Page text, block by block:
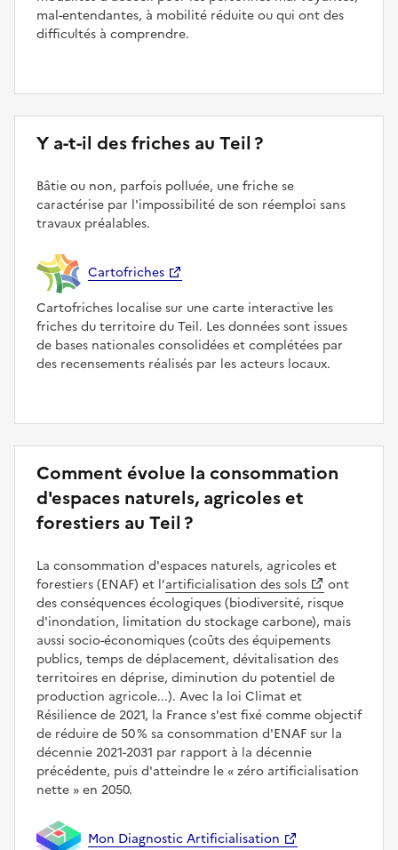
mal-entendantes, à mobilité réduite ou qui ont des
difficultés à comprendre.
Y a-t-il des friches au Teil ?
Bâtie ou non, parfois polluée, une friche se
caractérise par l'impossibilité de son réemploi sans
travaux préalables.
Cartofriches
Cartofriches localise sur une carte interactive les
friches du territoire du Teil. Les données sont issues
de bases nationales consolidées et complétées par
des recensements réalisés par les acteurs locaux.
Comment évolue la consommation
d'espaces naturels, agricoles et
forestiers au Teil ?
La consommation d'espaces naturels, agricoles et
forestiers (ENAF) et l’artificialisation des sols
ont
des conséquences écologiques (biodiversité, risque
d'inondation, limitation du stockage carbone), mais
aussi socio-économiques (coûts des équipements
publics, temps de déplacement, dévitalisation des
territoires en déprise, diminution du potentiel de
production agricole...). Avec la loi Climat et
Résilience de 2021, la France s'est fixé comme objectif
de réduire de 50 % sa consommation d'ENAF sur la
décennie 2021-2031 par rapport à la décennie
précédente, puis d'atteindre le
zéro artificialisation
nette
en 2050.
Mon Diagnostic Artificialisation